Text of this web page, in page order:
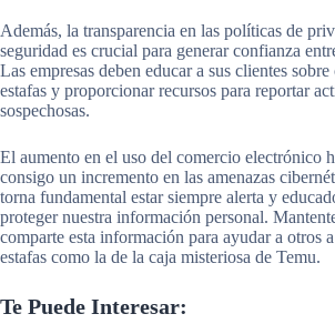
Además, la transparencia en las políticas de
seguridad es crucial para generar confianza
Las empresas deben educar a sus clientes
estafas y proporcionar recursos para reportar
sospechosas.
El aumento en el uso del comercio electrónico
consigo un incremento en las amenazas
torna fundamental estar siempre alerta y
proteger nuestra información personal.
comparte esta información para ayudar a otros
estafas como la de la caja misteriosa de Temu.
Te Puede Interesar: